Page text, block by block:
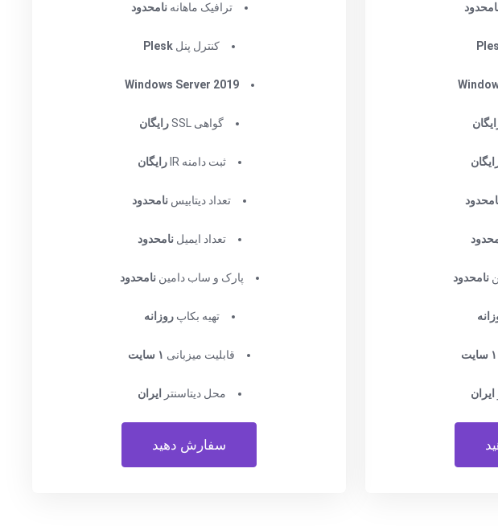
نامحدود
۱ سایت
ایران
ترافیک ماهانهنامحدود
کنترل پنل Plesk
Windows Server 2019
گواهی SSL رایگان
ثبت دامنه IR رایگان
تعداد دیتابیس نامحدود
تعداد ایمیلنامحدود
پارک و ساب دامیننامحدود
تهیه بکاپروزانه
قابلیت میزبانی ۱ سایت
محل دیتاسنتر ایران
سفارش دهید